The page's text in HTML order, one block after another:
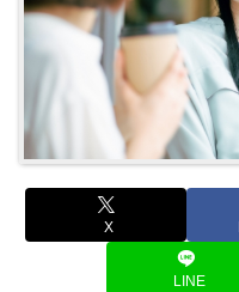
X
LINE